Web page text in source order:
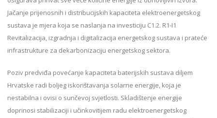
Jačanje prijenosnih i distribucijskih kapaciteta elektroenergetskog
sustava je mjera koja se naslanja na investiciju C1.2. R1-I1
Revitalizacija, izgradnja i digitalizacija energetskog sustava i prateće
infrastrukture za dekarbonizaciju energetskog sektora.
Poziv predviđa povećanje kapaciteta baterijskih sustava diljem
Hrvatske radi boljeg iskorištavanja solarne energije, koja je
nestabilna i ovisi o sunčevoj svjetlosti. Skladištenje energije
doprinosi stabilizaciji i učinkovitijem radu elektroenergetskog